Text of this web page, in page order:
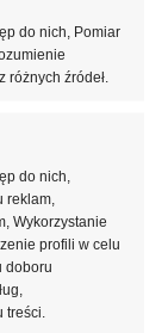
do nich, Pomiar
źródeł.
do nich,
reklam,
Wykorzystanie
profili w celu
doboru
150, 200
15 mm
CS(10)≥ 150 kPa,
≤ 3%
≤ 3%